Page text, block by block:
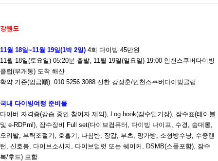
강원도
11월 18일~11월 19일(1박2일) 4회 다이빙 45만원
11월 18일(토요일) 05:20분 출발, 11월 19일(일요일) 19:00 인천스쿠버다이빙
클럽(부개동) 도착 해산
확약 기준(입금順): 010 5256 3088 신한 강정훈/인천스쿠버다이빙클럽
국내 다이빙여행 준비물
다이버 자격증(강습 중인 참여자 제외), Log book(잠수일기장), 잠수표(테이블
및 e-RDPml), 잠수장비 Full set(다이브컴퓨터 , 다이빙 나이프, 수경 , 숨대롱,
오리발, 부력조절기 , 호흡기 , 나침반, 장갑, 부츠, 망가방, 소형방수낭, 수중렌
턴 , 신호봉, 다이브소시지 , 다이브얼럿 또는 쉐이커 , DSMB(스풀포함), 잠수
복/후드) 포함